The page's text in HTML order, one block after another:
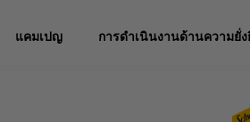
แคมเปญ การดำเนินงานด้านความยั่